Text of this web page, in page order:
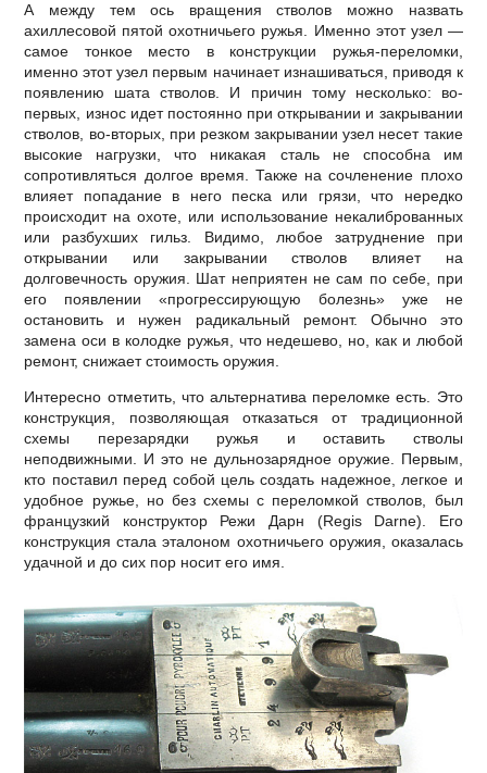
А между тем ось вращения стволов можно назвать
ахиллесовой пятой охотничьего ружья. Именно этот узел —
самое тонкое место в конструкции ружья-переломки,
именно этот узел первым начинает изнашиваться, приводя к
появлению шата стволов. И причин тому несколько: во-
первых, износ идет постоянно при открывании и закрывании
стволов, во-вторых, при резком закрывании узел несет такие
высокие нагрузки, что никакая сталь не способна им
сопротивляться долгое время. Также на сочленение плохо
влияет попадание в него песка или грязи, что нередко
происходит на охоте, или использование некалиброванных
или разбухших гильз. Видимо, любое затруднение при
открывании или закрывании стволов влияет на
долговечность оружия. Шат неприятен не сам по себе, при
его появлении «прогрессирующую болезнь» уже не
остановить и нужен радикальный ремонт. Обычно это
замена оси в колодке ружья, что недешево, но, как и любой
ремонт, снижает стоимость оружия.
Интересно отметить, что альтернатива переломке есть. Это
конструкция, позволяющая отказаться от традиционной
схемы перезарядки ружья и оставить стволы
неподвижными. И это не дульнозарядное оружие. Первым,
кто поставил перед собой цель создать надежное, легкое и
удобное ружье, но без схемы с переломкой стволов, был
французкий конструктор Режи Дарн (Regis Darne). Его
конструкция стала эталоном охотничьего оружия, оказалась
удачной и до сих пор носит его имя.